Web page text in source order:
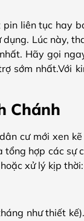
pin liên tục hay
Lúc này,
Hãy gọi
sớm nhất.Với
Chánh
cư mới xen
hợp các sự
xử lý kịp thời:
như thiết